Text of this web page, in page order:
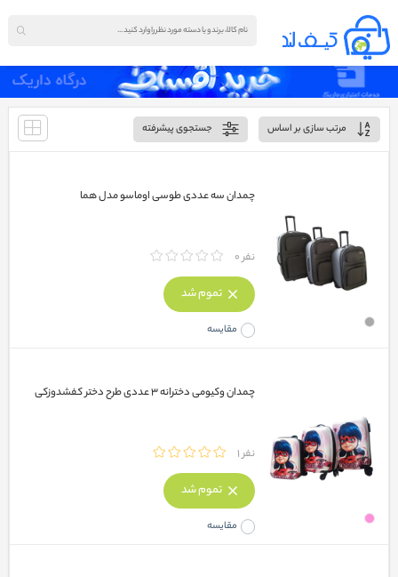
مرتب سازی بر اساس جستجوی پیشرفته
چمدان سه عددی طوسی اوماسو مدل هما
نفر 0
مقایسه
تموم شد
چمدان وکیومی دخترانه ۳ عددی طرح دختر کفشدوزکی
نفر 1
مقایسه
تموم شد